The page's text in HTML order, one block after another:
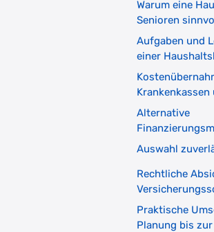
Warum eine
Senioren
Aufgaben und
einer
Alternative
Auswahl
Rechtliche
Praktische
Planung bis